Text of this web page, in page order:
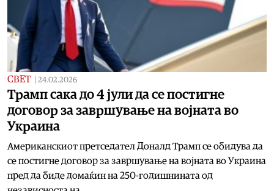
СВЕТ 24.02.2026
Трамп сака до 4 јули да се постигне
договор за завршување на војната во
Украина
Американскиот претседател Доналд Трамп се обидува да
се постигне договор за завршување на војната во Украина
пред да биде домаќин на 250-годишнината од